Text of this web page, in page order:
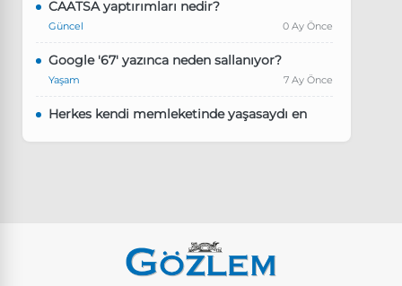
CAATSA yaptırımları nedir?
Güncel 0 Ay Önce
Google '67' yazınca neden sallanıyor?
Yaşam 7 Ay Önce
Herkes kendi memleketinde yaşasaydı en
Instagram’da keşfet nasıl temizlenir?